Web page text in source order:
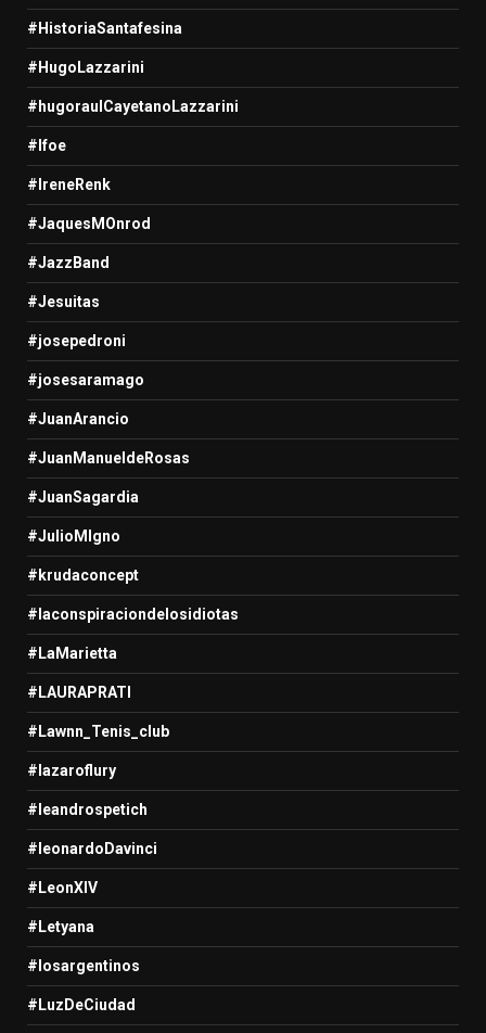
#HistoriaSantafesina
#HugoLazzarini
#hugoraulCayetanoLazzarini
#Ifoe
#IreneRenk
#JaquesMOnrod
#JazzBand
#Jesuitas
#josepedroni
#josesaramago
#JuanArancio
#JuanManueldeRosas
#JuanSagardia
#JulioMIgno
#krudaconcept
#laconspiraciondelosidiotas
#LaMarietta
#LAURAPRATI
#Lawnn_Tenis_club
#lazaroflury
#leandrospetich
#leonardoDavinci
#LeonXIV
#Letyana
#losargentinos
#LuzDeCiudad